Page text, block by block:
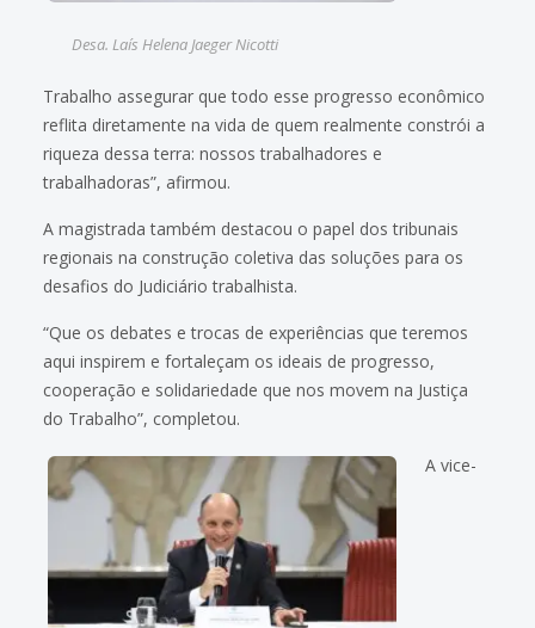
Desa. Laís Helena Jaeger Nicotti
Trabalho assegurar que todo esse progresso econômico
reflita diretamente na vida de quem realmente constrói a
riqueza dessa terra: nossos trabalhadores e
trabalhadoras”, afirmou.
A magistrada também destacou o papel dos tribunais
regionais na construção coletiva das soluções para os
desafios do Judiciário trabalhista.
“Que os debates e trocas de experiências que teremos
aqui inspirem e fortaleçam os ideais de progresso,
cooperação e solidariedade que nos movem na Justiça
do Trabalho”, completou.
A vice-